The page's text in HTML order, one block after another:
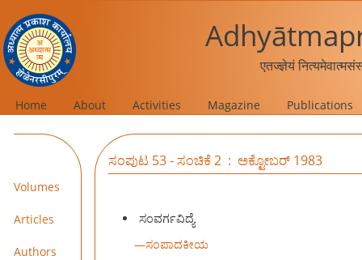
एतज्ज्ञेयं
Home About Activities Magazine Publications
Volumes
Articles
Authors
ಸಂಪುಟ 53 - ಸಂಚಿಕೆ 2 : ಅಕ್ಟೋಬರ್ 1983
ಸಂವರ್ಗವಿದ್ಯೆ
—ಸಂಪಾದಕೀಯ